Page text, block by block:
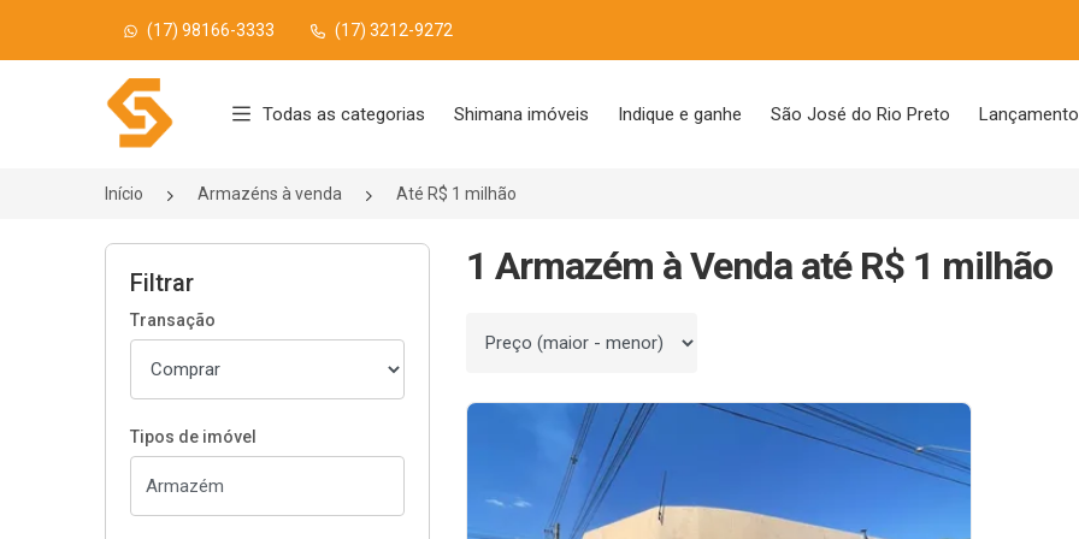
(17) 98166-3333 (17) 3212-9272
Página inicial
Todas as categorias Shimana imóveis Indique e ganhe São José do Rio Preto
Início Armazéns à venda Até R$ 1 milhão
Filtrar
Transação
Tipos de imóvel
1 Armazém à Venda até R$ 1 milhão
Ordenar por